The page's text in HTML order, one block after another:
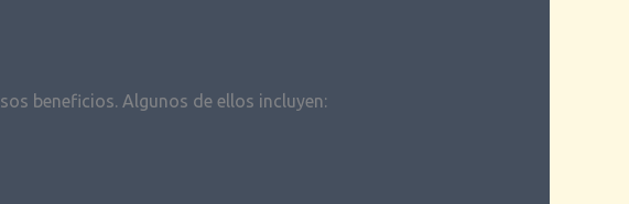
beneficios. Algunos de ellos incluyen: